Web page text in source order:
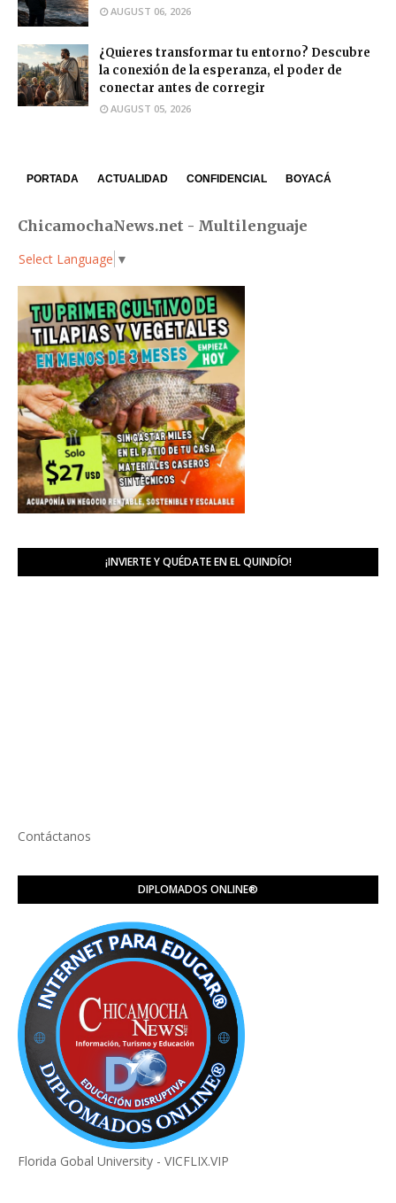
AUGUST 06, 2026
¿Quieres transformar tu entorno? Descubre
la conexión de la esperanza, el poder de
conectar antes de corregir
AUGUST 05, 2026
PORTADA ACTUALIDAD CONFIDENCIAL BOYACÁ
ChicamochaNews.net - Multilenguaje
Select Language ▼
¡INVIERTE Y QUÉDATE EN EL QUINDÍO!
Contáctanos
DIPLOMADOS ONLINE®️
Florida Gobal University - VICFLIX.VIP